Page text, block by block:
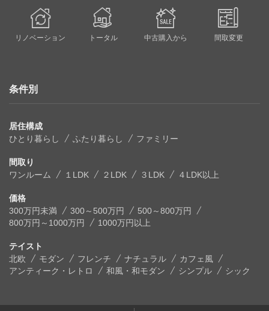
リノベーション トータル 中古購入から 間取変更
条件別
居住構成
ひとり暮らし
ふたり暮らし ファミリー
間取り
ワンルーム
１LDK ２LDK ３LDK ４LDK以上
価格
300万円未満
300～500万円
500～800万円
800万円～1000万円
1000万円以上
テイスト
北欧
モダン フレンチ ナチュラル
カフェ風
アンティーク・レトロ
和風・和モダン シンプル シック